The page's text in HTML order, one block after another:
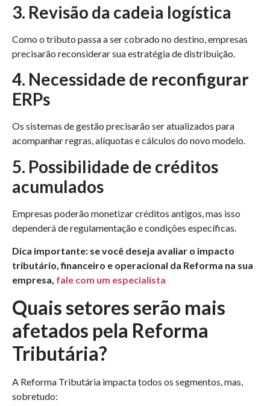
3. Revisão da cadeia logística
Como o tributo passa a ser cobrado no destino, empresas
precisarão reconsiderar sua estratégia de distribuição.
4. Necessidade de reconfigurar
ERPs
Os sistemas de gestão precisarão ser atualizados para
acompanhar regras, alíquotas e cálculos do novo modelo.
5. Possibilidade de créditos
acumulados
Empresas poderão monetizar créditos antigos, mas isso
dependerá de regulamentação e condições específicas.
Dica importante: se você deseja avaliar o impacto
tributário, financeiro e operacional da Reforma na sua
empresa, fale com um especialista
Quais setores serão mais
afetados pela Reforma
Tributária?
A Reforma Tributária impacta todos os segmentos, mas,
sobretudo: